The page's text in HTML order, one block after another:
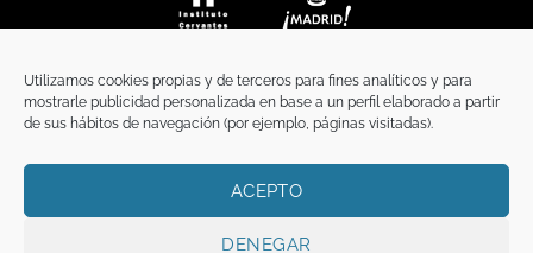
Utilizamos cookies propias y de terceros para fines analíticos y para
mostrarle publicidad personalizada en base a un perfil elaborado a partir
de sus hábitos de navegación (por ejemplo, páginas visitadas).
ACEPTO
DENEGAR
TÉRMINOS Y CONDICIONES